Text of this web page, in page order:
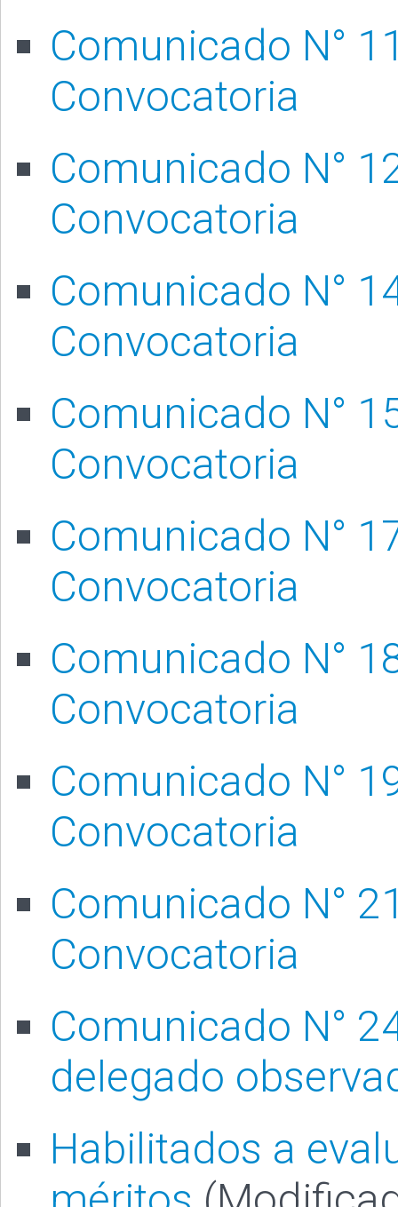
Comunicado N°
Convocatoria
Comunicado N°
Convocatoria
Comunicado N°
Convocatoria
Comunicado N°
Convocatoria
Comunicado N°
Convocatoria
Comunicado N°
Convocatoria
Comunicado N°
Convocatoria
Comunicado N°
Convocatoria
Comunicado N°
delegado
Habilitados a